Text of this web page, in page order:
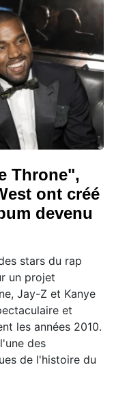
Throne",
ont créé
devenu
stars du rap
un projet
Jay-Z et Kanye
et
les années 2010.
des
de l'histoire du